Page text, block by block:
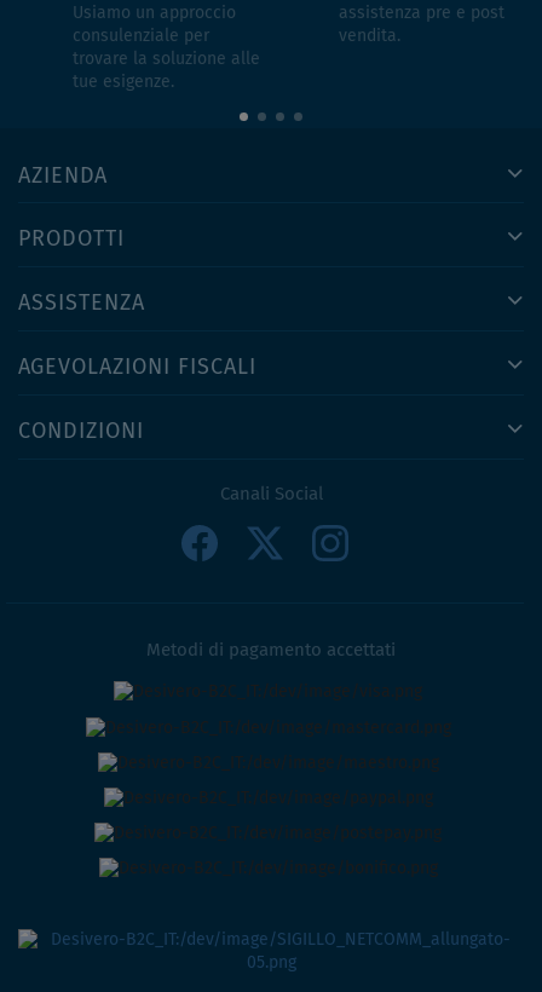
Usiamo un approccio
consulenziale per
trovare la soluzione alle
tue esigenze.
assistenza pre e post
vendita.
AZIENDA
PRODOTTI
ASSISTENZA
AGEVOLAZIONI FISCALI
CONDIZIONI
Canali Social
Metodi di pagamento accettati